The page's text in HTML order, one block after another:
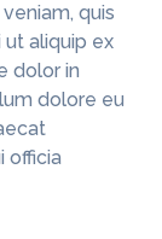
quis
aliquip ex
dolor in
dolore eu
officia